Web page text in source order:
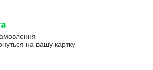
на вашу картку